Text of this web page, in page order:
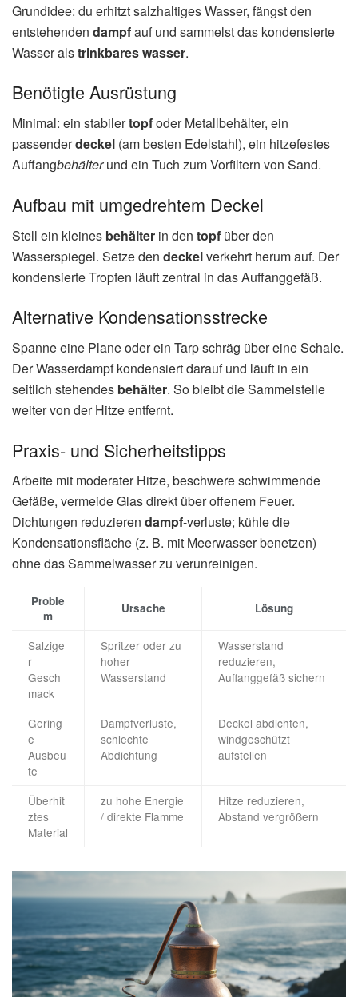
Grundidee: du erhitzt salzhaltiges Wasser, fängst den
entstehenden dampfauf und sammelst das kondensierte
Wasser alstrinkbares wasser.
Benötigte Ausrüstung
Minimal: ein stabilertopfoder Metallbehälter, ein
passenderdeckel (am besten Edelstahl), ein hitzefestes
Auffangbehälterund ein Tuch zum Vorfiltern von Sand.
Aufbau mit umgedrehtem Deckel
Stell ein kleines behälter in den topf über den
Wasserspiegel. Setze den deckelverkehrt herum auf. Der
kondensierte Tropfen läuft zentral in das Auffanggefäß.
Alternative Kondensationsstrecke
Spanne eine Plane oder ein Tarp schräg über eine Schale.
Der Wasserdampf kondensiert darauf und läuft in ein
seitlich stehendes behälter. So bleibt die Sammelstelle
weiter von der Hitze entfernt.
Praxis‑ und Sicherheitstipps
Arbeite mit moderater Hitze, beschwere schwimmende
Gefäße, vermeide Glas direkt über offenem Feuer.
Dichtungen reduzieren dampf-verluste; kühle die
Kondensationsfläche (z. B. mit Meerwasser benetzen)
ohne das Sammelwasser zu verunreinigen.
Proble
m
Ursache Lösung
Salzige
r
Gesch
mack
Spritzer oder zu
hoher
Wasserstand
Wasserstand
reduzieren,
Auffanggefäß sichern
Gering
e
Ausbeu
te
Dampfverluste,
schlechte
Abdichtung
Deckel abdichten,
windgeschützt
aufstellen
Überhit
ztes
Material
zu hohe Energie
/ direkte Flamme
Hitze reduzieren,
Abstand vergrößern